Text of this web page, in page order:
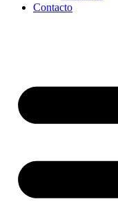
Contacto